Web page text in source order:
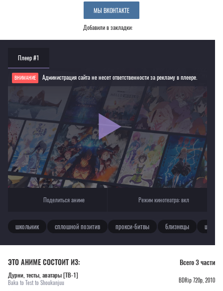
МЫ ВКОНТАКТЕ
Добавили в закладки:
Плеер #1
ВНИМАНИЕ Администрация сайта не несет ответственности за рекламу в плеере.
Если видео не работает, обновите страницу или выберите другой плеер!
Для просмотра некоторых аниме необходимо установить VPN
Текущее воспроизведение：Дурни, тесты, аватары [ТВ-1]
Поделиться аниме Режим кинотеатра:вкл
школьник сплошной позитив прокси-битвы близнецы школа
ЭТО АНИМЕ СОСТОИТ ИЗ:
Всего 3 части
Дурни, тесты, аватары [ТВ-1]
Baka to Test to Shoukanjuu BDRip 720p, 2010